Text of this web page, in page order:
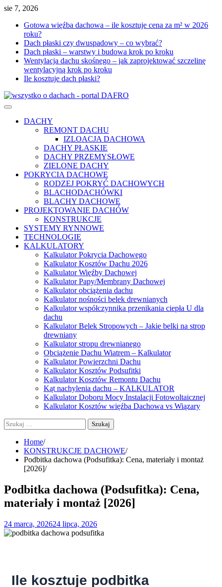
Skip
content
sie 7, 2026
Gotowa więźba dachowa – ile kosztuje cena za m² w 2026
roku?
Dach płaski czy dwuspadowy – co wybrać?
Dach płaski – warstwy i budowa krok po kroku
Wentylacja dachu skośnego – jak zaprojektować szczelinę
wentylacyjną krok po kroku
Ile kosztuje dach płaski?
DACHY
REMONT DACHU
IZLOACJA DACHOWA
DACHY PŁASKIE
DACHY PRZEMYSŁOWE
ZIELONE DACHY
POKRYCIA DACHOWE
RODZEJ POKRYĆ DACHOWYCH
BLACHODACHÓWKI
BLACHY DACHOWE
PROJEKTOWANIE DACHÓW
KONSTRUKCJE
SYSTEMY RYNNOWE
TECHNOLOGIE
KALKULATORY
Kalkulator Pokrycia Dachowego
Kalkulator Kosztów Dachu 2026
Kalkulator Więźby Dachowej
Kalkulator Papy/Membrany Dachowej
Kalkulator obciążenia dachu
Kalkulator nośności belek drewnianych
Kalkulator współczynnika przenikania ciepła U dla
dachu
Kalkulator Belek Stropowych – Jakie belki na strop
drewniany
Kalkulator stropu drewnianego
Obciążenie Dachu Wiatrem – Kalkulator
Kalkulator Powierzchni Dachu
Kalkulator Kosztów Podsufitki
Kalkulator Kosztów Remontu Dachu
Kąt nachylenia dachu – KALKULATOR
Kalkulator Doboru Mocy Instalacji Fotowoltaicznej
Kalkulator Kosztów więźba Dachowa vs Wiązary
Szukaj:
Home
KONSTRUKCJE DACHOWE
Podbitka dachowa (Podsufitka): Cena, materiały i montaż
[2026]
Podbitka dachowa (Podsufitka): Cena,
materiały i montaż [2026]
24 marca, 202624 lipca, 2026
Ile kosztuje podbitka